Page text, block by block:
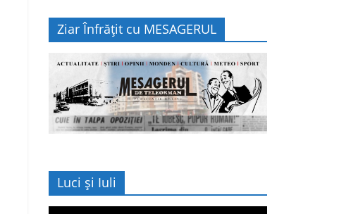
Ziar Înfrățit cu MESAGERUL
Luci și Iuli